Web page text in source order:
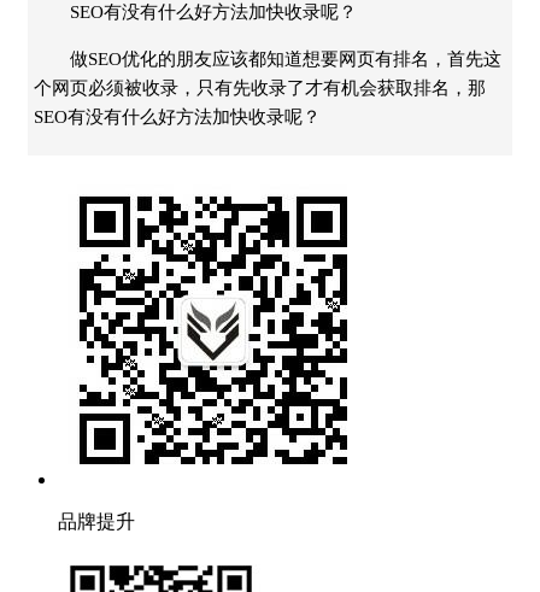
SEO有没有什么好方法加快收录呢？
做SEO优化的朋友应该都知道想要网页有排名，首先这
个网页必须被收录，只有先收录了才有机会获取排名，那
SEO有没有什么好方法加快收录呢？
品牌提升